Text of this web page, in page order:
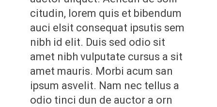
citudin, lorem quis et bibendum
auci elsit consequat ipsutis sem
nibh id elit. Duis sed odio sit
amet nibh vulputate cursus a sit
amet mauris. Morbi acum san
ipsum asvelit. Nam nec tellus a
odio tinci dun de auctor a orn